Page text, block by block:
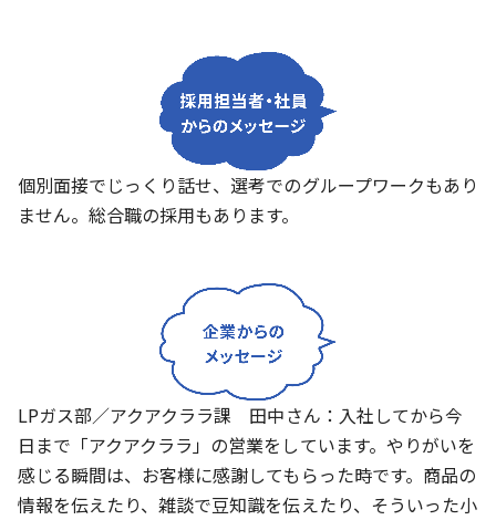
個別面接でじっくり話せ、選考でのグループワークもあり
ません。総合職の採用もあります。
LPガス部／アクアクララ課 田中さん：入社してから今
日まで「アクアクララ」の営業をしています。やりがいを
感じる瞬間は、お客様に感謝してもらった時です。商品の
情報を伝えたり、雑談で豆知識を伝えたり、そういった小